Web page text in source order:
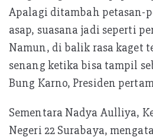
Apalagi ditambah petasan-
asap, suasana jadi seperti
Namun, di balik rasa kaget
senang ketika bisa tampil
Bung Karno, Presiden
Sementara Nadya Aulliya,
Negeri 22 Surabaya,